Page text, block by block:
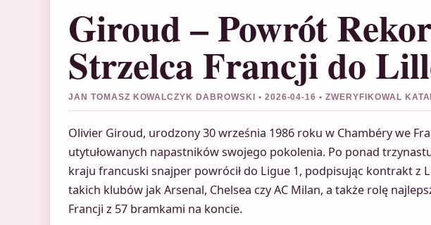
Giroud – Powrót
Strzelca Francji do
JAN TOMASZ KOWALCZYK DABROWSKI • 2026-04-16 • ZWERYFIKOWAL
Olivier Giroud, urodzony 30 września 1986 roku w Chambéry we
utytułowanych napastników swojego pokolenia. Po ponad
kraju francuski snajper powrócił do Ligue 1, podpisując kontrakt z
takich klubów jak Arsenal, Chelsea czy AC Milan, a także rolę
Francji z 57 bramkami na koncie.